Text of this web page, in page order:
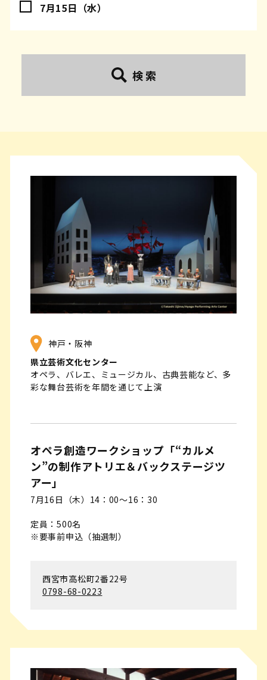
7月15日（水）
検 索
神戸・阪神
県立芸術文化センター
オペラ、バレエ、ミュージカル、古典芸能など、多
彩な舞台芸術を年間を通じて上演
オペラ創造ワークショップ「“カルメ
ン”の制作アトリエ＆バックステージツ
アー」
7月16日（木）14：00～16：30
定員：500名
※要事前申込（抽選制）
西宮市高松町2番22号
0798-68-0223